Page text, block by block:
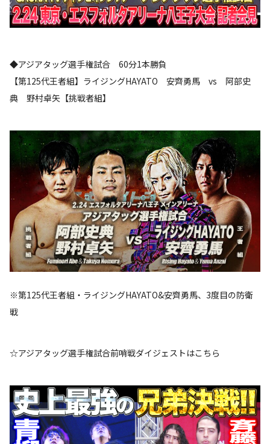
◆アジアタッグ選手権試合 60分1本勝負
【第125代王者組】ライジングHAYATO 安齊勇馬 vs 阿部史
典 野村卓矢【挑戦者組】
※第125代王者組・ライジングHAYATO&安齊勇馬、3度目の防衛
戦
☆アジアタッグ選手権試合前哨戦ダイジェストはこちら